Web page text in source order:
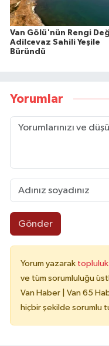
Van Gölü'nün Rengi
Adilcevaz Sahili Yeşile
Büründü
Yorumlar
Gönder
Yorum yazarak topluluk
ve tüm sorumluluğu
Van Haber | Van 65
hiçbir şekilde sorumlu